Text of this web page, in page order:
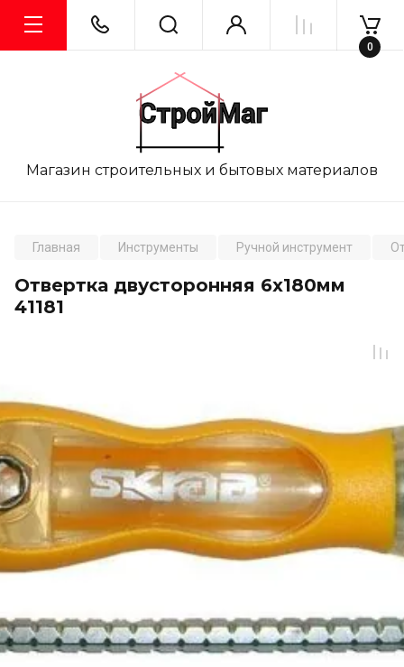
Магазин строительных и бытовых материалов
0
Главная Инструменты Ручной инструмент
Отвертка двусторонняя 6х180мм
41181